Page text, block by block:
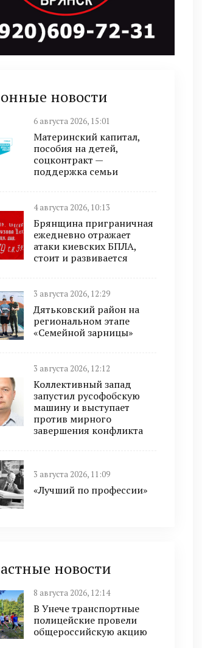
новости
6 августа 2026, 15:01
Материнский капитал,
пособия на детей,
соцконтракт —
поддержка семьи
4 августа 2026, 10:13
Брянщина приграничная
ежедневно отражает
атаки киевских БПЛА,
стоит и развивается
3 августа 2026, 12:29
Дятьковский район на
региональном этапе
«Семейной зарницы»
3 августа 2026, 12:12
Коллективный запад
запустил русофобскую
машину и выступает
против мирного
завершения конфликта
3 августа 2026, 11:09
«Лучший по профессии»
новости
8 августа 2026, 12:14
В Унече транспортные
полицейские провели
общероссийскую акцию